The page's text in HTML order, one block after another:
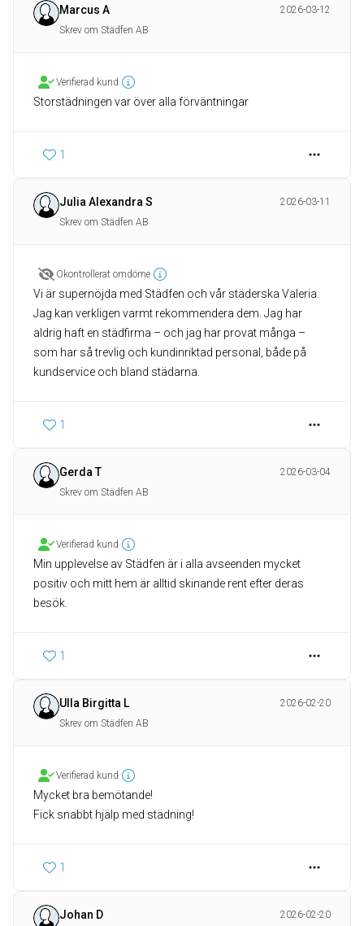
Marcus A
2026-03-12
Skrev om Städfen AB
Verifierad kund
Storstädningen var över alla förväntningar
1
Julia Alexandra S
2026-03-11
Skrev om Städfen AB
Okontrollerat omdöme
Vi är supernöjda med Städfen och vår städerska Valeria.
Jag kan verkligen varmt rekommendera dem. Jag har
aldrig haft en städfirma – och jag har provat många –
som har så trevlig och kundinriktad personal, både på
kundservice och bland städarna.
1
Gerda T
2026-03-04
Skrev om Städfen AB
Verifierad kund
Min upplevelse av Städfen är i alla avseenden mycket
positiv och mitt hem är alltid skinande rent efter deras
besök.
1
Ulla Birgitta L
2026-02-20
Skrev om Städfen AB
Verifierad kund
Mycket bra bemötande!
1
Johan D
2026-02-20